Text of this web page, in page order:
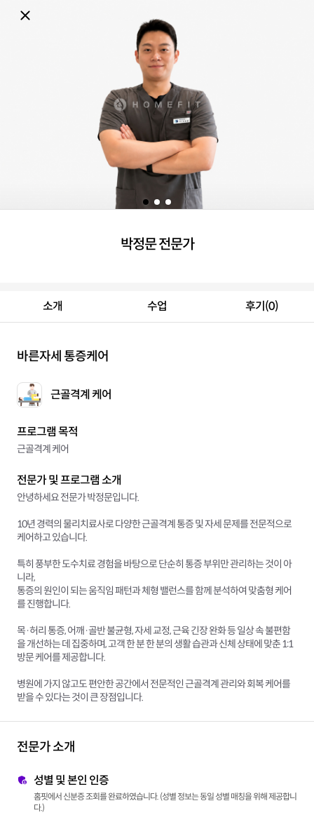
소개 수업 후기(0)
바른자세 통증케어
근골격계 케어
프로그램 목적
근골격계 케어
전문가 및 프로그램 소개
안녕하세요 전문가 박정문입니다.
10년 경력의 물리치료사로 다양한 근골격계 통증 및 자세 문제를 전문적으로
케어하고 있습니다.
특히 풍부한 도수치료 경험을 바탕으로 단순히 통증 부위만 관리하는 것이 아
니라,
통증의 원인이 되는 움직임 패턴과 체형 밸런스를 함께 분석하여 맞춤형 케어
를 진행합니다.
목·허리 통증, 어깨·골반 불균형, 자세 교정, 근육 긴장 완화 등 일상 속 불편함
을 개선하는 데 집중하며, 고객 한 분 한 분의 생활 습관과 신체 상태에 맞춘 1:1
방문 케어를 제공합니다.
병원에 가지 않고도 편안한 공간에서 전문적인 근골격계 관리와 회복 케어를
받을 수 있다는 것이 큰 장점입니다.
전문가 소개
성별 및 본인 인증
홈핏에서 신분증 조회를 완료하였습니다. (성별 정보는 동일 성별 매칭을 위해 제공합니
다.)
박정문 전문가